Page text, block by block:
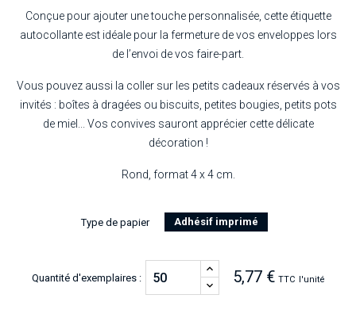
Conçue pour ajouter une touche personnalisée, cette étiquette
autocollante est idéale pour la fermeture de vos enveloppes lors
de l’envoi de vos faire-part.
Vous pouvez aussi la coller sur les petits cadeaux réservés à vos
invités : boîtes à dragées ou biscuits, petites bougies, petits pots
de miel... Vos convives sauront apprécier cette délicate
décoration !
Rond, format 4 x 4 cm.
Type de papier Adhésif imprimé
Quantité d'exemplaires : 5,77 € TTC l'unité